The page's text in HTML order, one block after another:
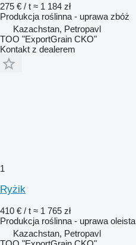
275 € / t ≈ 1 184 zł
Produkcja roślinna - uprawa zbóż
Kazachstan, Petropavl
TOO "ExportGrain CKO"
Kontakt z dealerem
1
Ryżik
410 € / t ≈ 1 765 zł
Produkcja roślinna - uprawa oleista
Kazachstan, Petropavl